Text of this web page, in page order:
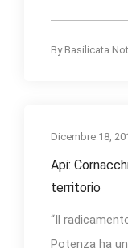
By Basilicata
Dicembre 18,
Api:
territorio
“Il
Potenza ha